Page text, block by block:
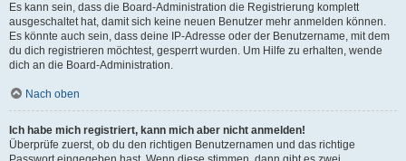
Es kann sein, dass die Board-Administration die Registrierung komplett
ausgeschaltet hat, damit sich keine neuen Benutzer mehr anmelden können.
Es könnte auch sein, dass deine IP-Adresse oder der Benutzername, mit dem
du dich registrieren möchtest, gesperrt wurden. Um Hilfe zu erhalten, wende
dich an die Board-Administration.
Nach oben
Ich habe mich registriert, kann mich aber nicht anmelden!
Überprüfe zuerst, ob du den richtigen Benutzernamen und das richtige